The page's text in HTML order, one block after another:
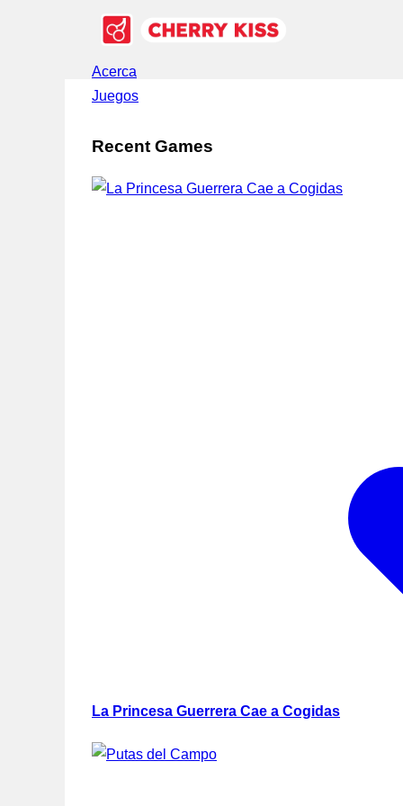
Acerca
Juegos
Recent Games
La Princesa Guerrera Cae a Cogidas